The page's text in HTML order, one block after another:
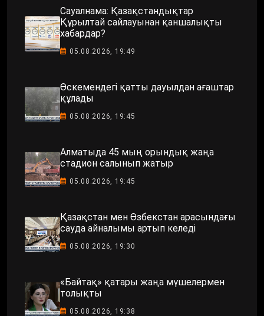
Сауалнама: Қазақстандықтар
Құрылтай сайлауынан қаншалықты
хабардар?
05.08.2026, 19:49
Өскемендегі қатты дауылдан ағаштар
құлады
05.08.2026, 19:45
Алматыда 45 мың орындық жаңа
стадион салынып жатыр
05.08.2026, 19:45
Қазақстан мен Өзбекстан арасындағы
сауда айналымы артып келеді
05.08.2026, 19:30
«Байтақ» қатары жаңа мүшелермен
толықты
05.08.2026, 19:38